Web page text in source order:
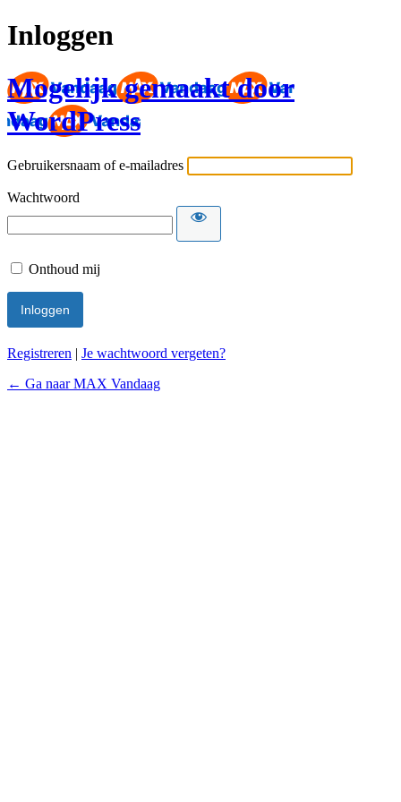
Inloggen
Mogelijk gemaakt door
WordPress
Gebruikersnaam of e-mailadres
Wachtwoord
Onthoud mij
Registreren | Je wachtwoord vergeten?
← Ga naar MAX Vandaag